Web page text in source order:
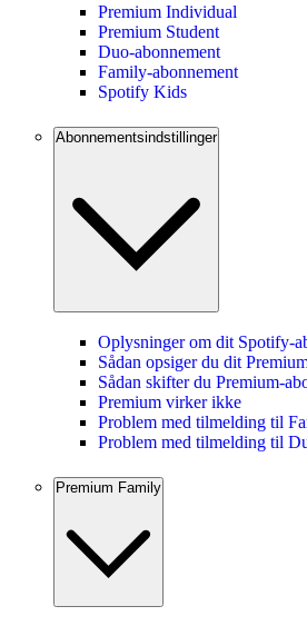
Premium Individual
Premium Student
Duo-abonnement
Family-abonnement
Spotify Kids
Abonnementsindstillinger
Oplysninger om dit Spotify-
Sådan opsiger du dit
Sådan skifter du Premium-
Premium virker ikke
Problem med tilmelding til
Problem med tilmelding til
Premium Family